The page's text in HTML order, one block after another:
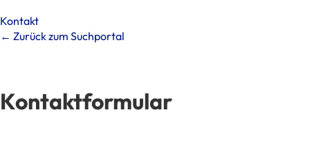
Kontakt
← Zurück zum Suchportal
Kontaktformular